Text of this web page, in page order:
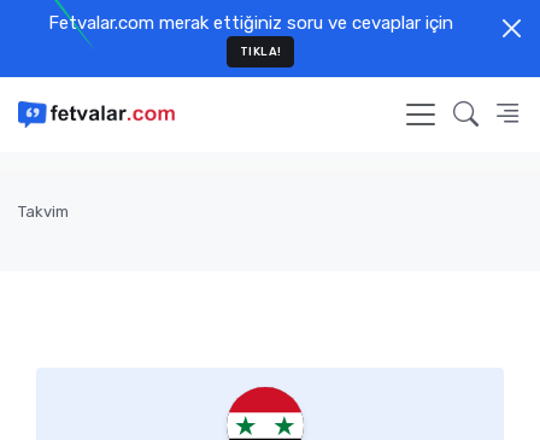
Fetvalar.com merak ettiğiniz soru ve cevaplar için
TIKLA!
Takvim